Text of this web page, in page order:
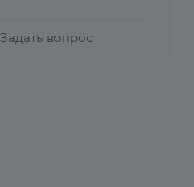
Задать вопрос